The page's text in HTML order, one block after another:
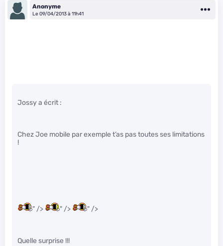
Anonyme
Le 09/04/2013 à 11h41
Jossy a écrit :
Chez Joe mobile par exemple t’as pas toutes ses limitations
!
" /> " /> " />
Quelle surprise !!!